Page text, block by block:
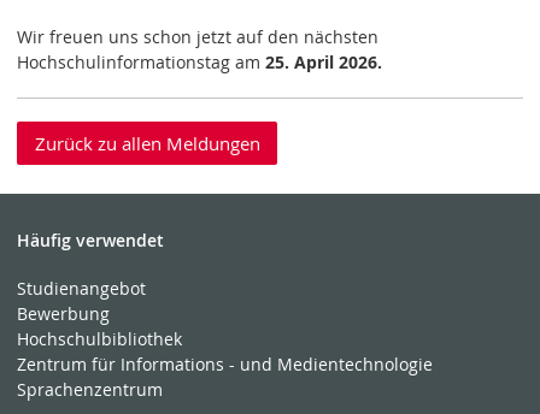
Wir freuen uns schon jetzt auf den nächsten
Hochschulinformationstag am25. April 2026.
Zurück zu allen Meldungen
Häufig verwendet
Studienangebot
Bewerbung
Hochschulbibliothek
Zentrum für Informations - und Medientechnologie
Sprachenzentrum